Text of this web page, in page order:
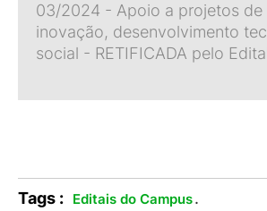
03/2024 - Apoio a projetos de
inovação, desenvolvimento
social - RETIFICADA pelo
Tags : Editais do Campus.